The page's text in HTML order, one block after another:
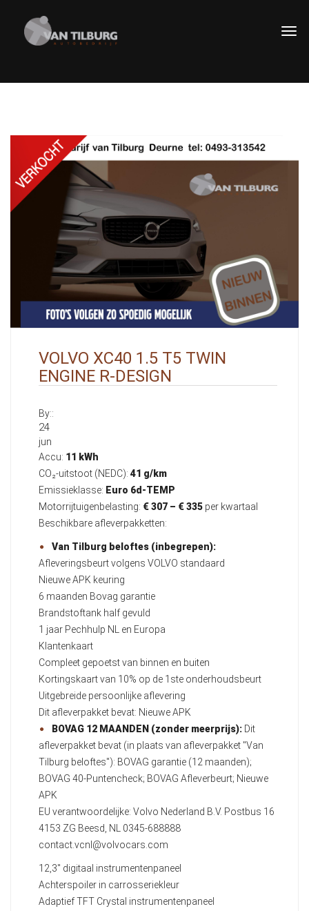
VOLVO XC40 1.5 T5 TWIN
ENGINE R-DESIGN
By::
24
jun
Accu: 11 kWh
CO₂-uitstoot (NEDC): 41 g/km
Emissieklasse: Euro 6d-TEMP
Motorrijtuigenbelasting: € 307 – € 335 per kwartaal
Beschikbare afleverpakketten:
Van Tilburg beloftes (inbegrepen):
Afleveringsbeurt volgens VOLVO standaard
Nieuwe APK keuring
6 maanden Bovag garantie
Brandstoftank half gevuld
1 jaar Pechhulp NL en Europa
Klantenkaart
Compleet gepoetst van binnen en buiten
Kortingskaart van 10% op de 1ste onderhoudsbeurt
Uitgebreide persoonlijke aflevering
Dit afleverpakket bevat: Nieuwe APK
BOVAG 12 MAANDEN (zonder meerprijs): Dit
afleverpakket bevat (in plaats van afleverpakket "Van
Tilburg beloftes"): BOVAG garantie (12 maanden);
BOVAG 40-Puntencheck; BOVAG Afleverbeurt; Nieuwe
APK
EU verantwoordelijke: Volvo Nederland B.V. Postbus 16
4153 ZG Beesd, NL 0345-688888
contact.vcnl@volvocars.com
12,3" digitaal instrumentenpaneel
Achterspoiler in carrosseriekleur
Adaptief TFT Crystal instrumentenpaneel